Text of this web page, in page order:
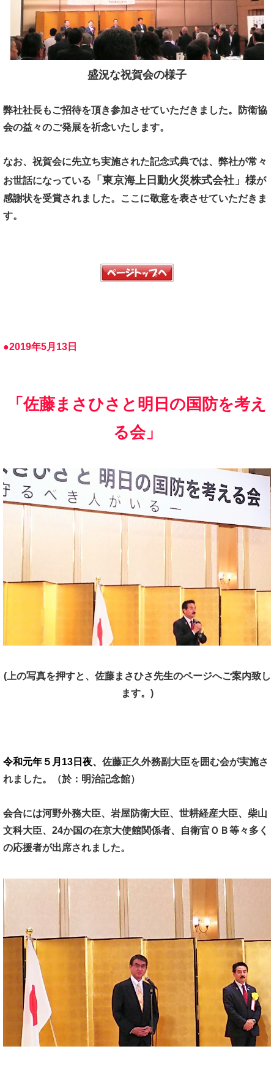
盛況な祝賀会の様子
弊社社長もご招待を頂き参加させていただきました。
防衛協
会の益々のご発展を祈念いたします。
なお、祝賀会に先立ち実施された記念式典では、 弊社が常々
お世話になっている
「東京海上日動火災株式会社」様が
感謝状を受賞されました。
ここに敬意を表させていただきま
す。
●2019年5月13日
「佐藤まさひさと明日の国防を考え
る会」
(上の写真を押すと、佐藤まさひさ先生のページへご案内致し
ます。)
令和元年５月13日夜、 佐藤正久外務副大臣を囲む会が実施さ
れました。（於：明治記念館）
会合には河野外務大臣、岩屋防衛大臣、 世耕経産大臣、柴山
文科大臣、 24か国の在京大使館関係者、
自衛官ＯＢ等々多く
の応援者が出席されました。